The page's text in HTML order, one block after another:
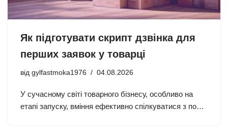
Як підготувати скрипт дзвінка для
перших заявок у товарці
від gylfastmoka1976 04.08.2026
У сучасному світі товарного бізнесу, особливо на
етапі запуску, вміння ефективно спілкуватися з по…